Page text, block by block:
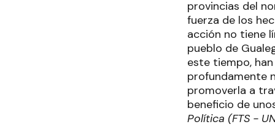
provincias del
fuerza de los
acción no tiene
pueblo de
este tiempo,
profundamente
promoverla a
beneficio de
Política (FTS -